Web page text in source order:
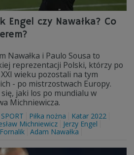
Engel czy Nawałka? Co
Nawałka i Paulo Sousa to
reprezentacji Polski, którzy po
wieku pozostali na tym
- po mistrzostwach Europy.
jaki los po mundialu w
Michniewicza.
SPORT Piłka nożna
Katar 2022
Michniewicz
Jerzy Engel
Adam Nawałka